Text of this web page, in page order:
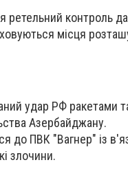
ретельний контроль
місця
удар РФ ракетами
Азербайджану.
до ПВК "Вагнер" із
злочини.